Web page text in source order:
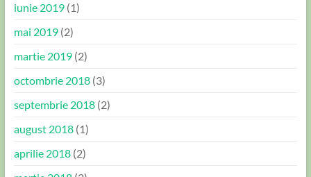
iunie 2019(1)
mai 2019(2)
martie 2019(2)
octombrie 2018(3)
septembrie 2018(2)
august 2018(1)
aprilie 2018(2)